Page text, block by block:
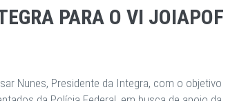
PARA O VI JOIAPOF
Nunes, Presidente da Integra, com o objetivo